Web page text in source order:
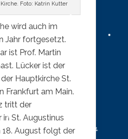
Foto: Katrin Kutter
wird auch im
Jahr fortgesetzt.
ist Prof. Martin
Lücker ist der
Hauptkirche St.
Frankfurt am Main.
tritt der
in St. Augustinus
18. August folgt der